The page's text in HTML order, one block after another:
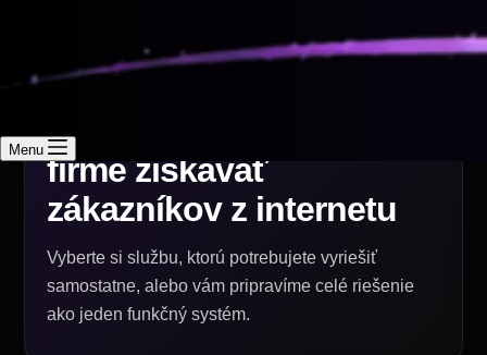
Menu
Naše služby
Služby, ktoré pomáhajú
firme získavať
zákazníkov z internetu
Vyberte si službu, ktorú potrebujete vyriešiť
samostatne, alebo vám pripravíme celé riešenie
ako jeden funkčný systém.